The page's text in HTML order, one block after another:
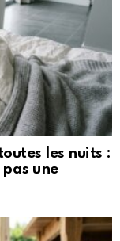
les nuits :
une